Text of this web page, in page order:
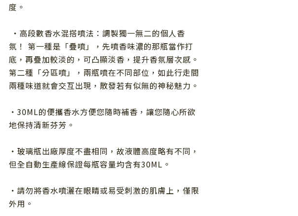
度。
・高段數香水混搭噴法：調製獨一無二的個人香
氛！ 第一種是「疊噴」，先噴香味濃的那瓶當作打
底，再疊加較淡的，可凸顯淡香，提升香氛層次感。
第二種「分區噴」，兩瓶噴在不同部位，如此行走間
兩種味道就會交互出現，散發若有似無的神秘魅力。
・ 30ML的便攜香水方便您隨時補香，讓您隨心所欲
地保持清新芬芳。
・玻璃瓶出廠厚度不盡相同，故液體高度略有不同，
但全自動生產線保證每瓶容量均含有30ML。
・請勿將香水噴灑在眼睛或易受刺激的肌膚上，僅限
外用。